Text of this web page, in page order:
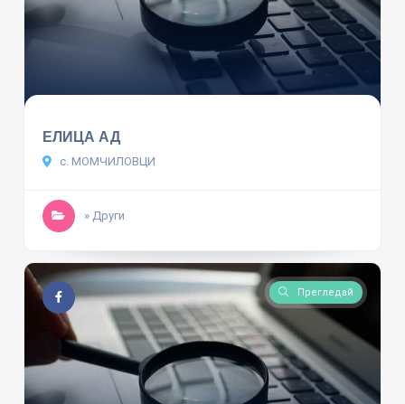
ЕЛИЦА АД
с. МОМЧИЛОВЦИ
» Други
Прегледай